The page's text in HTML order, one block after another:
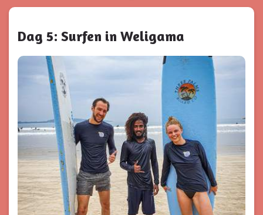
Dag 5: Surfen in Weligama